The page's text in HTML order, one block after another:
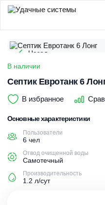
Назад
В наличии
Септик Евротанк 6
В избранное
Основные характеристики
Пользователи
6 чел
Отвод очищенной воды
Самотечный
Производительность
1.2 л/сут